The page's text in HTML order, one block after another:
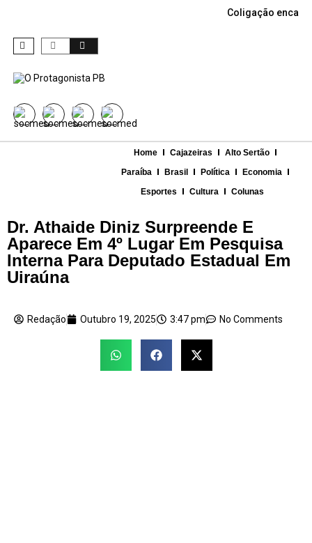
Coligação
Home Cajazeiras
Alto Sertão
Paraíba
Brasil Política
Economia
Esportes
Cultura Colunas
Dr. Athaide Diniz Surpreende E
Aparece Em 4º Lugar Em Pesquisa
Interna Para Deputado Estadual Em
Uiraúna
Redação Outubro 19, 2025 3:47 pm No Comments